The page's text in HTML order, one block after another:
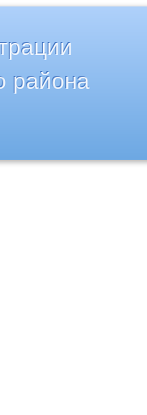
района